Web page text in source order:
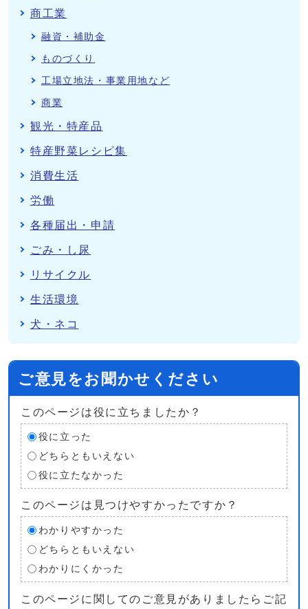
商工業
融資・補助金
ものづくり
工場立地法・事業用地など
商業
観光・特産品
特産野菜レシピ集
消費生活
労働
各種届出・申請
ごみ・し尿
リサイクル
生活環境
犬・ネコ
ご意見をお聞かせください
このページは役に立ちましたか？
役に立った
どちらともいえない
役に立たなかった
このページは見つけやすかったですか？
わかりやすかった
どちらともいえない
わかりにくかった
このページに関してのご意見がありましたらご記